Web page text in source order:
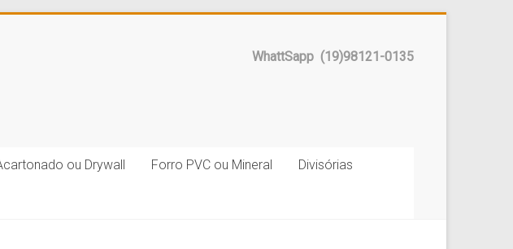
WhattSapp (19)98121-0135
ou Drywall Forro PVC ou Mineral Divisórias